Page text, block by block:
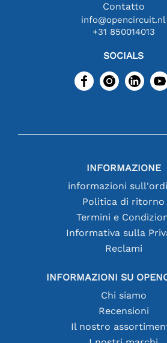
Contatto
info@opencircuit.nl
+31 850014013
SOCIALS
INFORMAZIONE
informazioni
Politica di ritorno
Termini e
Informativa sulla
Reclami
INFORMAZIONI SU
Chi siamo
Recensioni
Il nostro